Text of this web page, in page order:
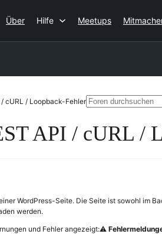
Über Hilfe Meetups
/ cURL / Loopback-FehlerSuchen
API / cURL /
WordPress-Seite. Die Seite ist sowohl im
werden.
und Fehler angezeigt:⚠️